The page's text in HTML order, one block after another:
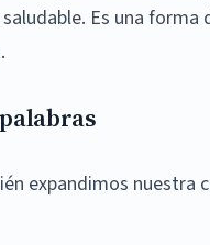
Es una
expandimos nuestra